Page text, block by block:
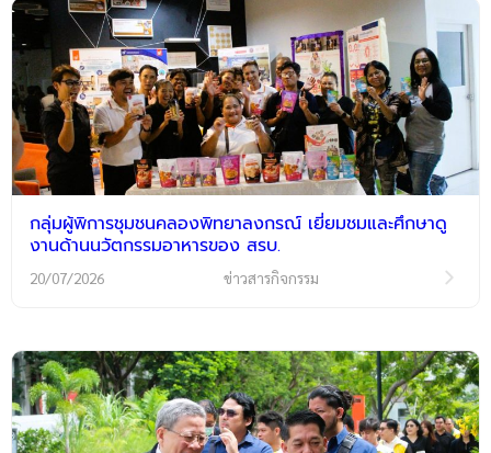
กลุ่มผู้พิการชุมชนคลองพิทยาลงกรณ์ เยี่ยมชมและศึกษาดู
งานด้านนวัตกรรมอาหารของ สรบ.
20/07/2026 ข่าวสารกิจกรรม